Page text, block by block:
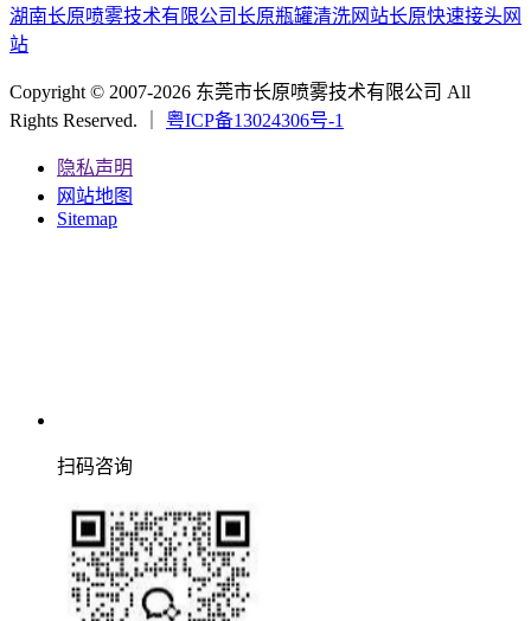
湖南长原喷雾技术有限公司长原瓶罐清洗网站长原快速接头网
站
Copyright © 2007-2026 东莞市长原喷雾技术有限公司 All
Rights Reserved. ｜ 粤ICP备13024306号-1
隐私声明
网站地图
Sitemap
扫码咨询